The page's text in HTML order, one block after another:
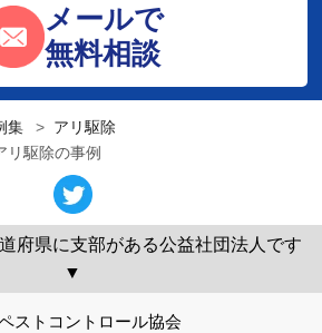
メールで
無料相談
集
アリ駆除
リ駆除の事例
府県に支部がある公益社団法人です
▼
ストコントロール協会